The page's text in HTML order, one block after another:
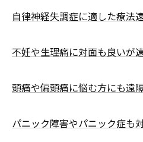
自律神経失調症に適した療法
不妊や生理痛に対面も良いが
頭痛や偏頭痛に悩む方にも遠
パニック障害やパニック症も